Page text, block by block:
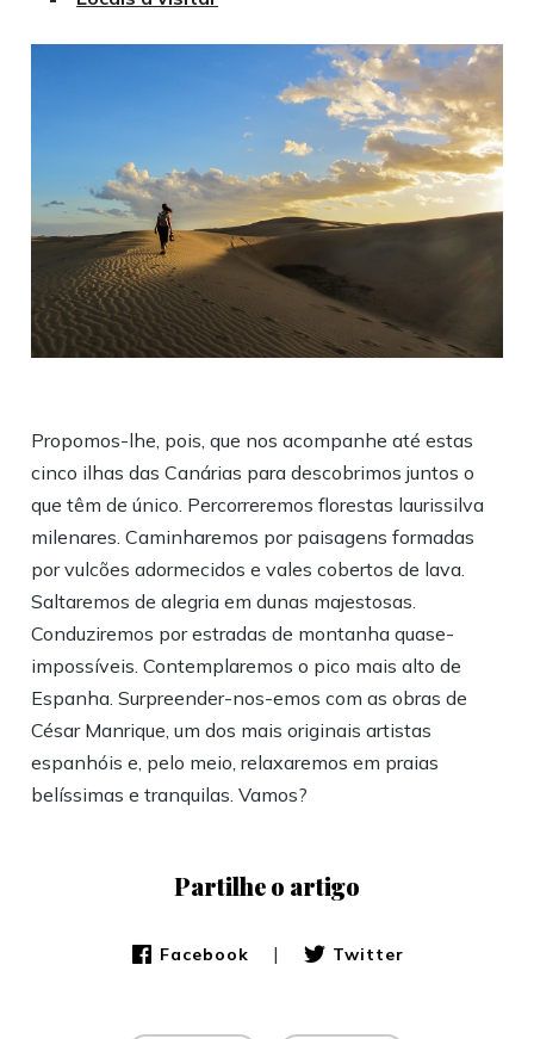
Propomos-lhe, pois, que nos acompanhe até estas
cinco ilhas das Canárias para descobrimos juntos o
que têm de único. Percorreremos florestas laurissilva
milenares. Caminharemos por paisagens formadas
por vulcões adormecidos e vales cobertos de lava.
Saltaremos de alegria em dunas majestosas.
Conduziremos por estradas de montanha quase-
impossíveis. Contemplaremos o pico mais alto de
Espanha. Surpreender-nos-emos com as obras de
César Manrique, um dos mais originais artistas
espanhóis e, pelo meio, relaxaremos em praias
belíssimas e tranquilas. Vamos?
Partilhe o artigo
Facebook | Twitter